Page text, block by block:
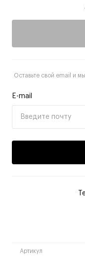
Оставьте свой email и
E-mail
Артикул